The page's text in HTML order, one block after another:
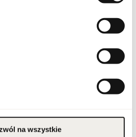
na wszystkie
Produkt łatwopalny.
Trzymać z dala od ognia
chłodnym miejscu. Nie
stosować na
podrażnioną lub